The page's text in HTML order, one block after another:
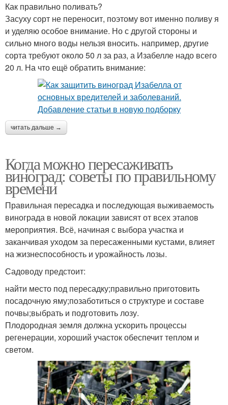
Как правильно поливать?
Засуху сорт не переносит, поэтому вот именно поливу я
и уделяю особое внимание. Но с другой стороны и
сильно много воды нельзя вносить. например, другие
сорта требуют около 50 л за раз, а Изабелле надо всего
20 л. На что ещё обратить внимание:
читать дальше →
Когда можно пересаживать
виноград: советы по правильному
времени
Правильная пересадка и последующая выживаемость
винограда в новой локации зависят от всех этапов
мероприятия. Всё, начиная с выбора участка и
заканчивая уходом за пересаженными кустами, влияет
на жизнеспособность и урожайность лозы.
Садоводу предстоит:
найти место под пересадку;правильно приготовить
посадочную яму;позаботиться о структуре и составе
почвы;выбрать и подготовить лозу.
Плодородная земля должна ускорить процессы
регенерации, хороший участок обеспечит теплом и
светом.